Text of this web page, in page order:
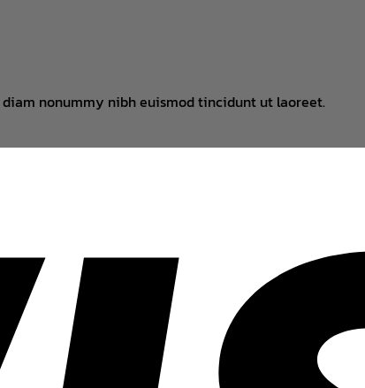
nonummy nibh euismod tincidunt ut laoreet.